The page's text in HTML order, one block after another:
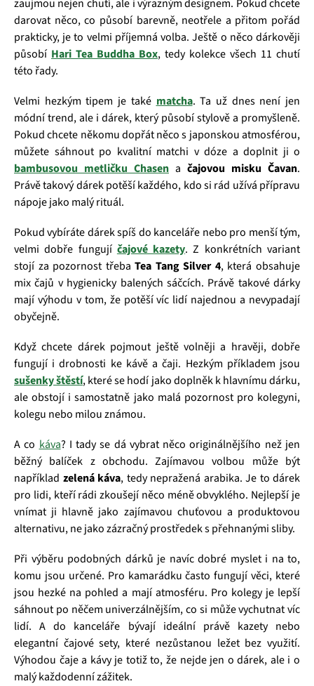
zaujmou nejen chutí, ale i výrazným designem. Pokud chcete
darovat něco, co působí barevně, neotřele a přitom pořád
prakticky, je to velmi příjemná volba. Ještě o něco dárkověji
působí Hari Tea Buddha Box, tedy kolekce všech 11 chutí
této řady.
Velmi hezkým tipem je také matcha. Ta už dnes není jen
módní trend, ale i dárek, který působí stylově a promyšleně.
Pokud chcete někomu dopřát něco s japonskou atmosférou,
můžete sáhnout po kvalitní matchi v dóze a doplnit ji o
bambusovou metličku Chasen a čajovou misku Čavan.
Právě takový dárek potěší každého, kdo si rád užívá přípravu
nápoje jako malý rituál.
Pokud vybíráte dárek spíš do kanceláře nebo pro menší tým,
velmi dobře fungují čajové kazety. Z konkrétních variant
stojí za pozornost třebaTea Tang Silver 4, která obsahuje
mix čajů v hygienicky balených sáčcích. Právě takové dárky
mají výhodu v tom, že potěší víc lidí najednou a nevypadají
obyčejně.
Když chcete dárek pojmout ještě volněji a hravěji, dobře
fungují i drobnosti ke kávě a čaji. Hezkým příkladem jsou
sušenky štěstí, které se hodí jako doplněk k hlavnímu dárku,
ale obstojí i samostatně jako malá pozornost pro kolegyni,
kolegu nebo milou známou.
A co káva? I tady se dá vybrat něco originálnějšího než jen
běžný balíček z obchodu. Zajímavou volbou může být
například zelená káva, tedy nepražená arabika. Je to dárek
pro lidi, kteří rádi zkoušejí něco méně obvyklého. Nejlepší je
vnímat ji hlavně jako zajímavou chuťovou a produktovou
alternativu, ne jako zázračný prostředek s přehnanými sliby.
Při výběru podobných dárků je navíc dobré myslet i na to,
komu jsou určené. Pro kamarádku často fungují věci, které
jsou hezké na pohled a mají atmosféru. Pro kolegy je lepší
sáhnout po něčem univerzálnějším, co si může vychutnat víc
lidí. A do kanceláře bývají ideální právě kazety nebo
elegantní čajové sety, které nezůstanou ležet bez využití.
Výhodou čaje a kávy je totiž to, že nejde jen o dárek, ale i o
malý každodenní zážitek.